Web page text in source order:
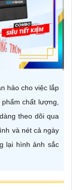
hảo cho việc lắp
chất lượng,
theo dõi qua
và nét cả ngày
lại hình ảnh sắc